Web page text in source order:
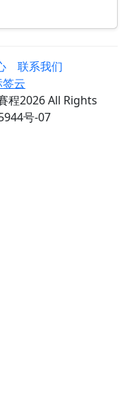
联系我们
云
程2026 All Rights
号-07